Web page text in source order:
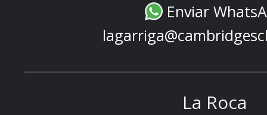
Enviar
La Roca